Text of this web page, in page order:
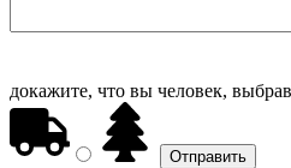
докажите, что вы человек, выбрав